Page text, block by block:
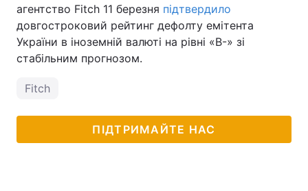
агентство Fitch 11 березня підтвердило
довгостроковий рейтинг дефолту емітента
України в іноземній валюті на рівні «B-» зі
стабільним прогнозом.
Fitch
ПІДТРИМАЙТЕ НАС